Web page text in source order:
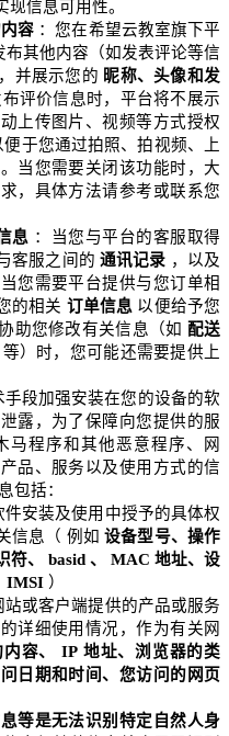
信息可用性。
容 ：您在希望云教室旗下平
布其他内容（如发表评论等信
并展示您的 昵称、头像和发
评价信息时，平台将不展示
上传图片、视频等方式授权
便于您通过拍照、拍视频、上
当您需要关闭该功能时，大
，具体方法请参考或联系您
息 ：当您与平台的客服取得
客服之间 的 通讯记录 ，以及
您需要平台提供与您订单相
的相关 订单信息 以便给予您
助您修改有关信息（如 配送
等）时，您可能还需要提供上
段加强安装在您的设备的软
露，为了保障向您提供的服
马程序和其他恶意程序、网
品、服务以及使用方式的信
包括：
件安装及使用中授予的具体权
信息（ 例如 设备型号、操作
、
basid 、 MAC 地址、设
IMSI ）
站或客户端提供的产品或服务
详细使用情况，作为有关网
容、 IP 地址、浏览器的类
日期和时间、您访问的网页
等是无法识别特定自然人身